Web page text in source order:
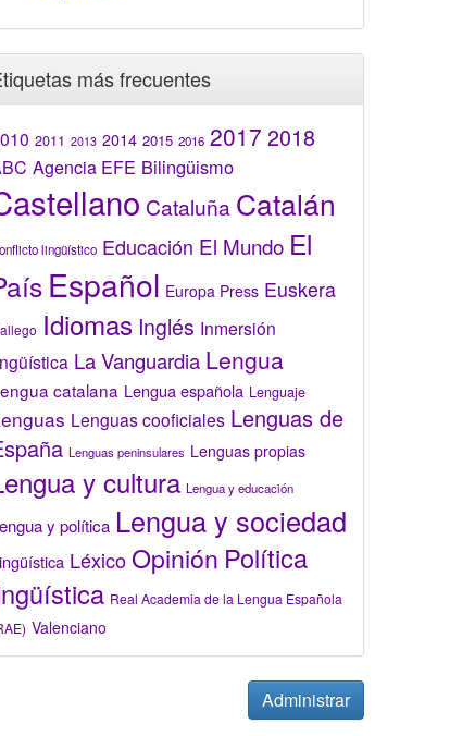
más frecuentes
2011 2013 2014 2015 2016 2017 2018
Agencia EFE Bilingüismo
Cataluña Catalán
lingüístico Educación El Mundo El
Español Europa Press Euskera
Idiomas Inglés Inmersión
La Vanguardia Lengua
catalana Lengua española Lenguaje
Lenguas cooficiales Lenguas de
Lenguas peninsulares Lenguas propias
y cultura Lengua y educación
y política Lengua y sociedad
LéxicoOpinión Política
Real Academia de la Lengua Española
Valenciano
Administrar